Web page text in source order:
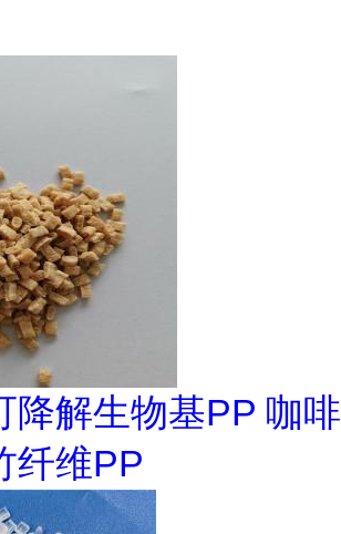
降解生物基PP 咖啡
纤维PP